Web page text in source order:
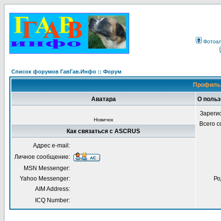
Список форумов ГавГав.Инфо :: Форум
Профиль
Аватара О
Новичок
Всего
Как связаться с ASCRUS
Адрес e-mail:
Личное сообщение:
MSN Messenger:
Yahoo Messenger:
AIM Address:
ICQ Number: